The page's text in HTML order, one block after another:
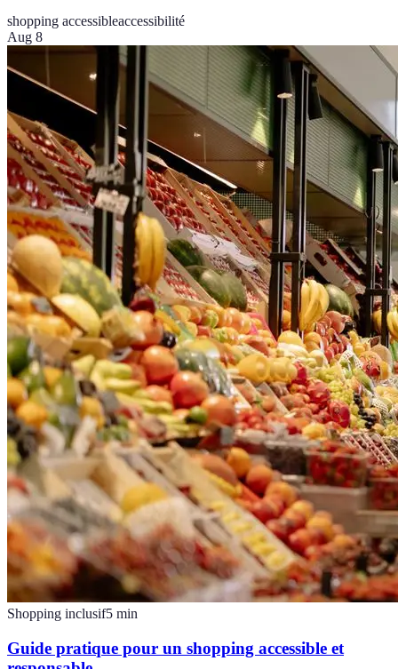
shopping accessibleaccessibilité
Aug 8
Shopping inclusif5 min
Guide pratique pour un shopping accessible et